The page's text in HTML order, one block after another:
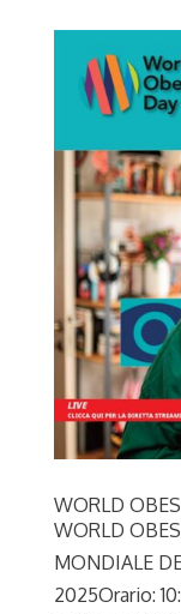
WORLD
WORLD
MONDIALE
2025Orario: